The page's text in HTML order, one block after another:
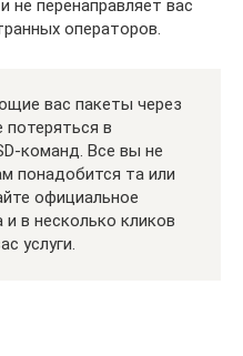
не перенаправляет вас
операторов.
вас пакеты через
в
команд. Все вы не
понадобится та или
официальное
в несколько кликов
услуги.